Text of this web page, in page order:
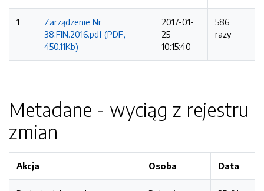
1
Zarządzenie Nr
38.FIN.2016.pdf (PDF,
450.11Kb)
2017-01-
25
10:15:40
586
razy
Metadane - wyciąg z rejestru
zmian
Akcja Osoba Data